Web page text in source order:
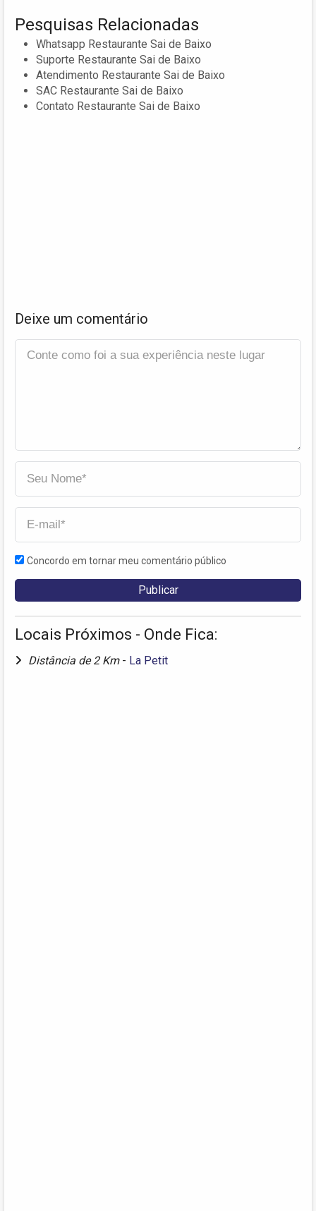
Pesquisas Relacionadas
Whatsapp Restaurante Sai de Baixo
Suporte Restaurante Sai de Baixo
Atendimento Restaurante Sai de Baixo
SAC Restaurante Sai de Baixo
Contato Restaurante Sai de Baixo
Deixe um comentário
Concordo em tornar meu comentário público
Locais Próximos - Onde Fica:
Distância de 2 Km - La Petit